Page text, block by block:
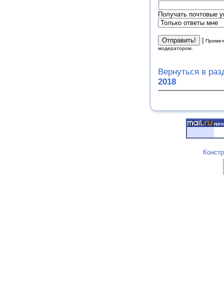
Получать почтовые
|
модератором.
Вернуться в
2018